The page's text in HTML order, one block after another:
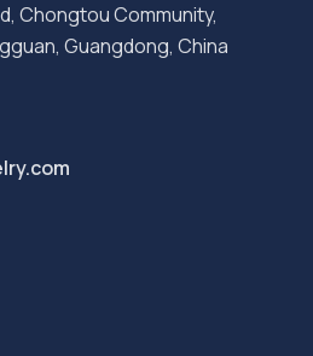
Chongtou Community,
Guangdong, China